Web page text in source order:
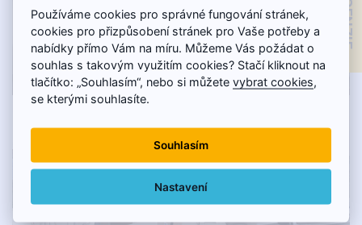
Používáme cookies pro správné fungování stránek,
cookies pro přizpůsobení stránek pro Vaše potřeby a
nabídky přímo Vám na míru. Můžeme Vás požádat o
souhlas s takovým využitím cookies? Stačí kliknout na
tlačítko: „Souhlasím“, nebo si můžetevybrat cookies
se kterými souhlasíte.
Souhlasím
Nastavení